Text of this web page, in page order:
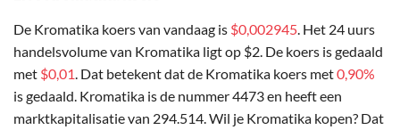
De Kromatika koers van vandaag is $0,002945. Het 24 uurs
handelsvolume van Kromatika ligt op $2. De koers is gedaald
met $0,01. Dat betekent dat de Kromatika koers met0,90%
is gedaald. Kromatika is de nummer 4473 en heeft een
marktkapitalisatie van 294.514. Wil je Kromatika kopen? Dat